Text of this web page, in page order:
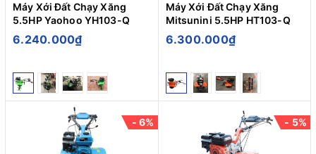
Máy Xới Đất Chạy Xăng
5.5HP Yaohoo YH103-Q
6.240.000₫
Máy Xới Đất Chạy Xăng
Mitsunini 5.5HP HT103-Q
6.300.000₫
- 6% - 5%